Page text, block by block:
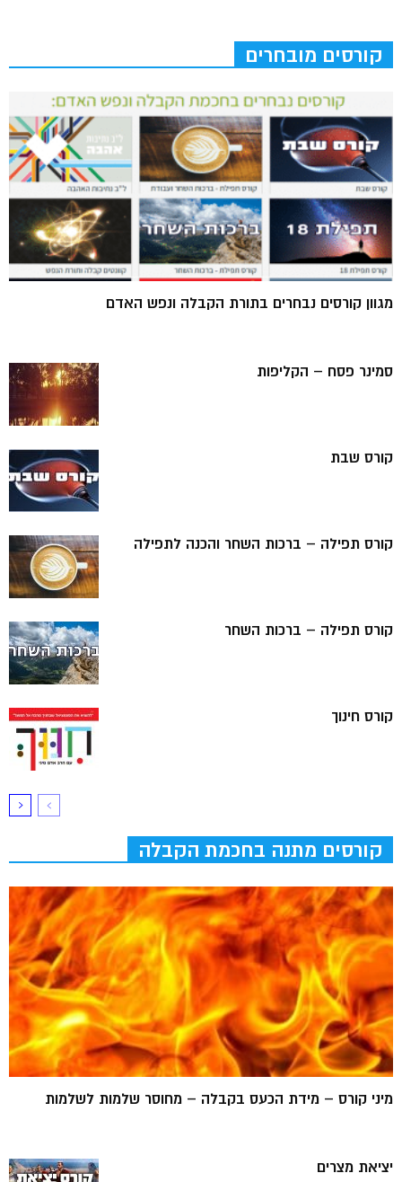
קורסים מובחרים
מגוון קורסים נבחרים בתורת הקבלה ונפש האדם
סמינר פסח – הקליפות
קורס שבת
קורס תפילה – ברכות השחר והכנה לתפילה
קורס תפילה – ברכות השחר
קורס חינוך
קורסים מתנה בחכמת הקבלה
מיני קורס – מידת הכעס בקבלה – מחוסר שלמות לשלמות
יציאת מצרים